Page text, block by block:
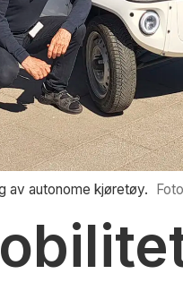
av autonome kjøretøy.